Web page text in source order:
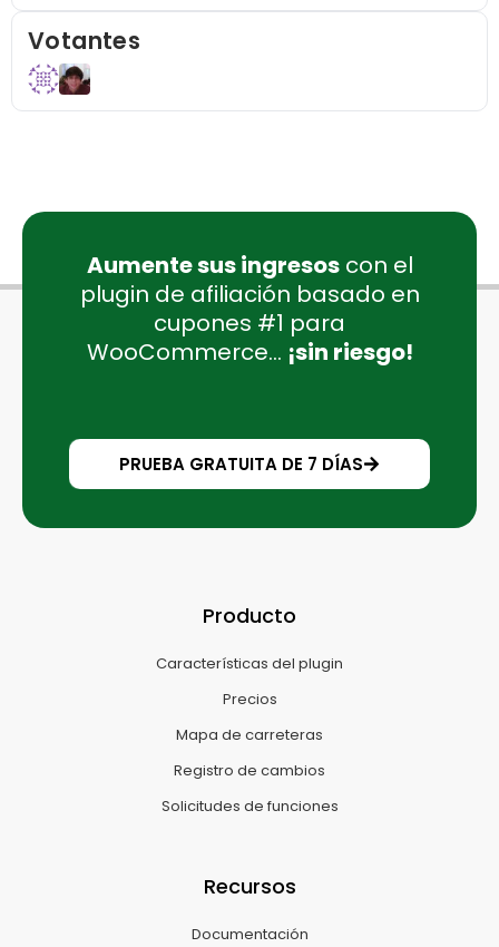
Votantes
Aumente sus ingresoscon el
plugin de afiliación basado en
cupones #1 para
WooCommerce... ¡sin riesgo!
PRUEBA GRATUITA DE 7 DÍAS
Producto
Características del plugin
Precios
Mapa de carreteras
Registro de cambios
Solicitudes de funciones
Recursos
Documentación